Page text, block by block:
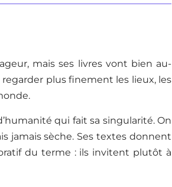
mais ses livres vont bien au-
regarder plus finement les lieux, les
qui fait sa singularité. On
jamais sèche. Ses textes donnent
du terme : ils invitent plutôt à